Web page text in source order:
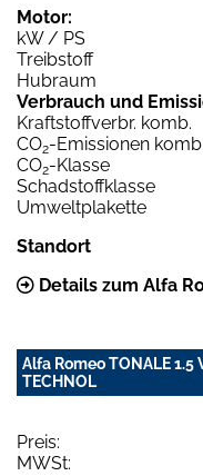
Motor:
kW / PS
Treibstoff
Hubraum
Verbrauch und
Kraftstoffverbr. komb.
CO2-Emissionen komb.
CO2-Klasse
Schadstoffklasse
Umweltplakette
Standort
Details zum Alfa
Alfa Romeo TONALE 1.5
TECHNOL
Preis:
MWSt: